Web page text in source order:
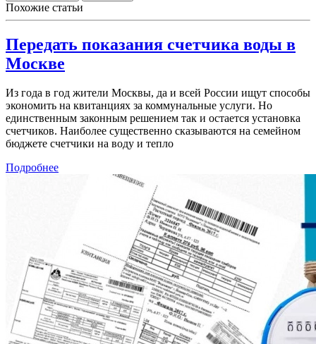
Похожие статьи
Передать показания счетчика воды в
Москве
Из года в год жители Москвы, да и всей России ищут способы
экономить на квитанциях за коммунальные услуги. Но
единственным законным решением так и остается установка
счетчиков. Наиболее существенно сказываются на семейном
бюджете счетчики на воду и тепло
Подробнее